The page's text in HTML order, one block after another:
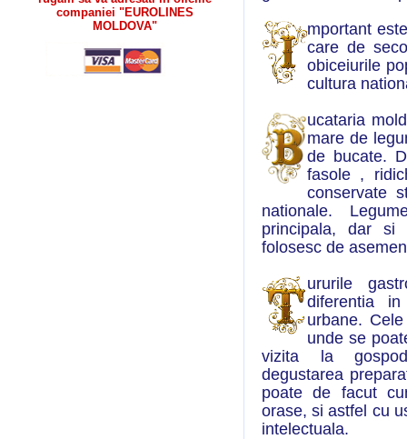
companiei "EUROLINES
MOLDOVA"
mportant
care de
obiceiurile
cultura
ucataria
mare de
de bucate.
fasole ,
conservate
nationale.
principala, dar
folosesc de
ururile
diferentia
urbane.
unde se
vizita la
degustarea
poate de facut
orase, si astfel cu
intelectuala.